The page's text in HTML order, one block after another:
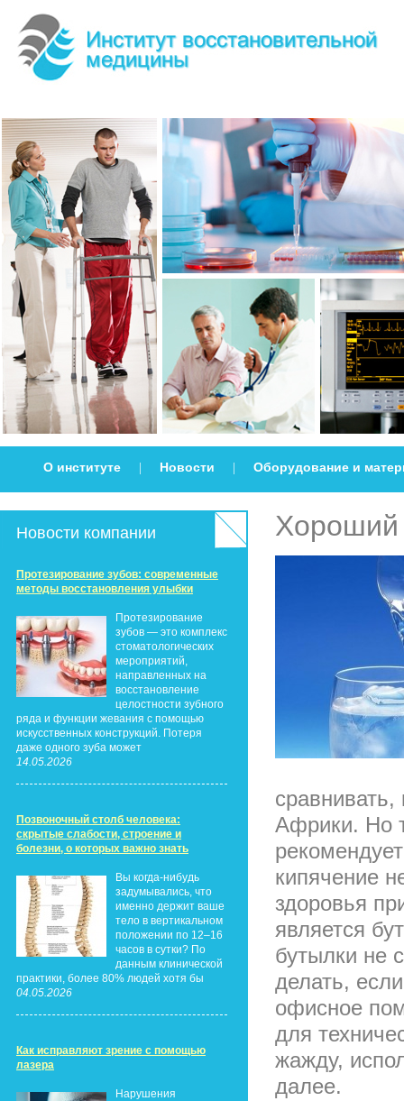
О институте Новости Оборудование и
Новости компании
Протезирование зубов: современные
методы восстановления улыбки
Протезирование
зубов — это комплекс
стоматологических
мероприятий,
направленных на
восстановление
целостности зубного
ряда и функции жевания с помощью
искусственных конструкций. Потеря
даже одного зуба может
14.05.2026
Позвоночный столб человека:
скрытые слабости, строение и
болезни, о которых важно знать
Вы когда-нибудь
задумывались, что
именно держит ваше
тело в вертикальном
положении по 12–16
часов в сутки? По
данным клинической
практики, более 80% людей хотя бы
04.05.2026
Как исправляют зрение с помощью
лазера
Нарушения
Хороший
Африки. Но
кипячение
здоровья
является
бутылки не
делать,
офисное
для
жажду,
далее.